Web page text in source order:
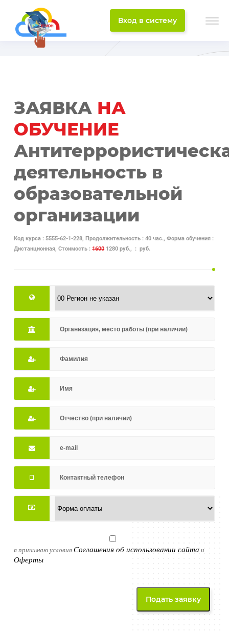
Вход в систему
ЗАЯВКА НА
ОБУЧЕНИЕ
деятельность в
образовательной
организации
Код курса : 5555-62-1-228, Продолжительность : 40 час., Форма обучения :
Дистанционная, Стоимость :16001280 руб., : руб.
я принимаю условияСоглашения об использовании сайта и
Оферты